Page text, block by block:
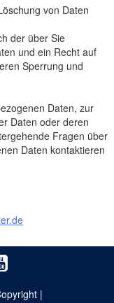
von Daten
der über Sie
und ein Recht auf
Sperrung und
Daten, zur
Daten oder deren
Fragen über
Daten kontaktieren
|